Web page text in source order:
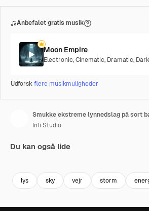
Anbefalet gratis musik
Moon Empire
Electronic,Cinematic, Dramatic, Dark
Udforskflere musikmuligheder
Infi Studio
Du kan også lide
lys sky vejr storm